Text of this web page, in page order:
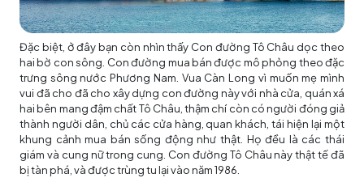
Đặc biệt, ở đây bạn còn nhìn thấy Con đường Tô Châu dọc theo
hai bờ con sông. Con đường mua bán được mô phỏng theo đặc
trưng sông nước Phương Nam. Vua Càn Long vì muốn mẹ mình
vui đã cho đã cho xây dựng con đường này với nhà cửa, quán xá
hai bên mang đậm chất Tô Châu, thậm chí còn có người đóng giả
thành người dân, chủ các cửa hàng, quan khách, tái hiện lại một
khung cảnh mua bán sống động như thật. Họ đều là các thái
giám và cung nữ trong cung. Con đường Tô Châu này thật tế đã
bị tàn phá, và được trùng tu lại vào năm 1986.